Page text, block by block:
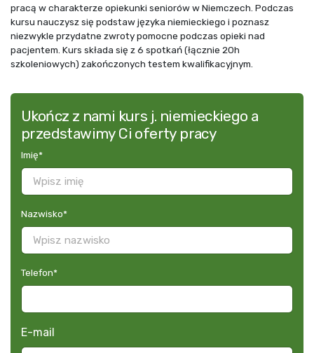
pracą w charakterze opiekunki seniorów w Niemczech. Podczas
kursu nauczysz się podstaw języka niemieckiego i poznasz
niezwykle przydatne zwroty pomocne podczas opieki nad
pacjentem. Kurs składa się z 6 spotkań (łącznie 20h
szkoleniowych) zakończonych testem kwalifikacyjnym.
Ukończ z nami kurs j. niemieckiego a
przedstawimy Ci oferty pracy
Imię*
Nazwisko*
Telefon*
E-mail